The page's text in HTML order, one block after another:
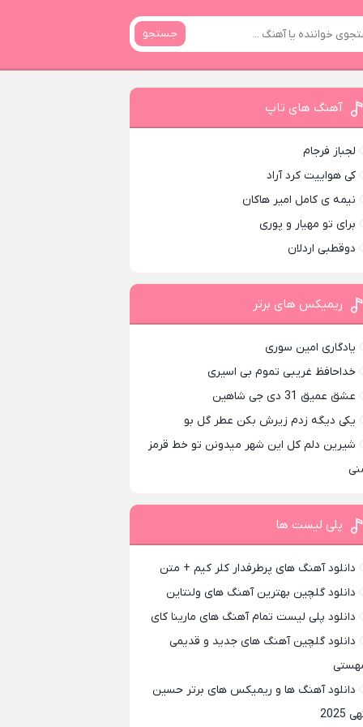
جستجو
آهنگ های تاپ
لجباز فرجام
کی هواییت کرد آراد
نیمه ی کامل امیر هاکان
برای تو مهیار و پوری
دوقطبی اردلان
ریمیکس های برتر
یادگاری امین سوری
خداحافظ غریبی تموم بی اسیری
عشق عمیق 31 دی جی شاهین
یکی دیگه زدم زیرش بکن عطر گل بو
شیرین دلم کل این شهر میدونن تو خط قرمز
پلی لیست ها
دانلود آهنگ های پرطرفدار کلر کیم + متن
دانلود گلچین بهترین آهنگ های ولنتاین
دانلود پلی لیست تمام آهنگ های مارینا کای
دانلود گلچین آهنگ های جدید و قدیمی
دانلود آهنگ ها و ریمیکس های برتر حسین
2025